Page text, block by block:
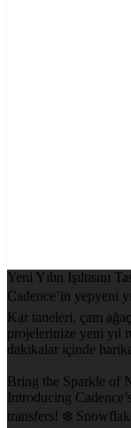
Yeni Yılın Işıltısını
Cadence’in yepyeni
Kar taneleri, çam
projelerinize yeni yıl
dakikalar içinde
Bring the Sparkle of
Introducing
transfers! ❄️